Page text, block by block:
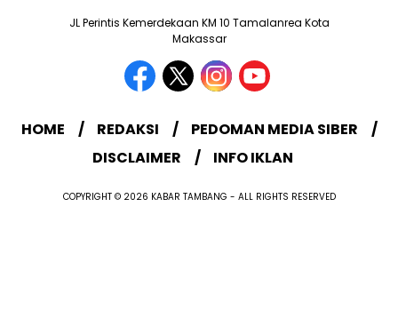
JL Perintis Kemerdekaan KM 10 Tamalanrea Kota
Makassar
HOME REDAKSI
PEDOMAN MEDIA SIBER
DISCLAIMER
INFO IKLAN
COPYRIGHT © 2026 KABAR TAMBANG - ALL RIGHTS RESERVED